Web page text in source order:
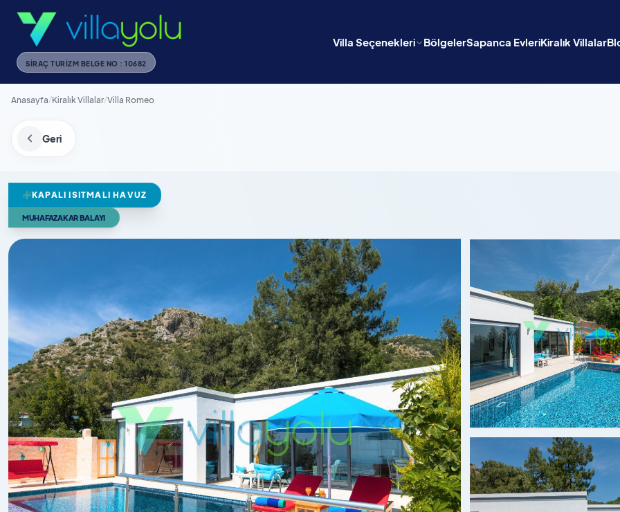
SIRAÇ TURIZM BELGE NO : 10682
Villa Seçenekleri BölgelerSapanca EvleriKiralık Villalar
Anasayfa/Kiralık Villalar/Villa Romeo
Geri
KAPALI ISITMALI HAVUZ
MUHAFAZAKAR BALAYI